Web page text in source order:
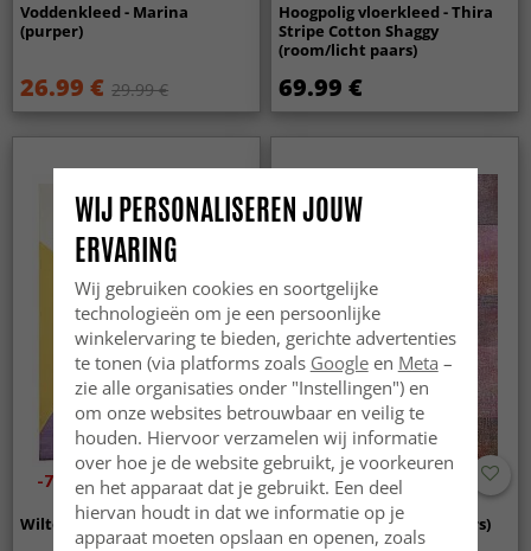
Voddenkleed - Marina
(purper)
26.99 € 29.99 €
Hoogpolig vloerkleed - Thira
Stripe Cotton Shaggy
(room/licht paars)
69.99 €
-70%
Wilton - Leiden (geel/paars) Wilton - Cicoria (roze/paars)
WIJ PERSONALISEREN JOUW
ERVARING
Wij gebruiken cookies en soortgelijke
technologieën om je een persoonlijke
winkelervaring te bieden, gerichte advertenties
te tonen (via platforms zoals Googleen Meta –
zie alle organisaties onder "Instellingen") en
om onze websites betrouwbaar en veilig te
houden. Hiervoor verzamelen wij informatie
over hoe je de website gebruikt, je voorkeuren
en het apparaat dat je gebruikt. Een deel
hiervan houdt in dat we informatie op je
apparaat moeten opslaan en openen, zoals